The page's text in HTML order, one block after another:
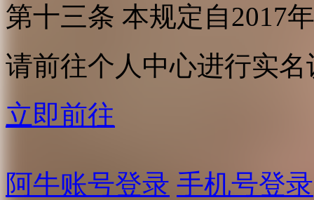
第十三条 本规定自2017
请前往个人中心进行实名
立即前往
阿牛账号登录 手机号登录